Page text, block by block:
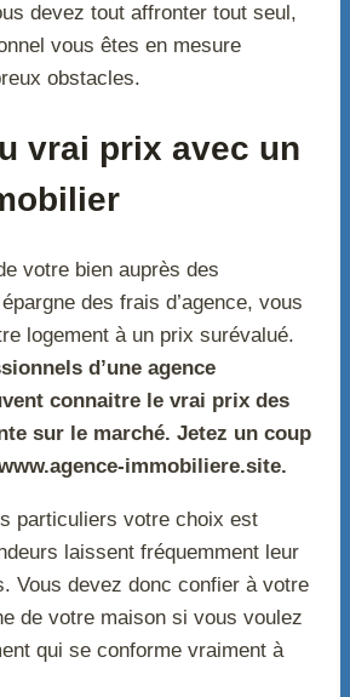
devez tout affronter tout seul,
vous êtes en mesure
obstacles.
vrai prix avec un
votre bien auprès des
des frais d’agence, vous
logement à un prix surévalué.
d’une agence
connaitre le vrai prix des
sur le marché. Jetez un coup
immobiliere.site.
particuliers votre choix est
laissent fréquemment leur
Vous devez donc confier à votre
de votre maison si vous voulez
qui se conforme vraiment à